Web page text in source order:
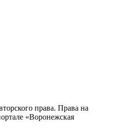
права. Права на
«Воронежская